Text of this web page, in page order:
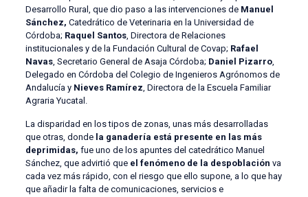
Desarrollo Rural, que dio paso a las intervenciones de Manuel
Sánchez, Catedrático de Veterinaria en la Universidad de
Córdoba; Raquel Santos, Directora de Relaciones
institucionales y de la Fundación Cultural de Covap; Rafael
Navas, Secretario General de Asaja Córdoba; Daniel Pizarro,
Delegado en Córdoba del Colegio de Ingenieros Agrónomos de
Andalucía y Nieves Ramírez, Directora de la Escuela Familiar
Agraria Yucatal.
La disparidad en los tipos de zonas, unas más desarrolladas
que otras, donde la ganadería está presente en las más
deprimidas, fue uno de los apuntes del catedrático Manuel
Sánchez, que advirtió que el fenómeno de la despoblación va
cada vez más rápido, con el riesgo que ello supone, a lo que hay
que añadir la falta de comunicaciones, servicios e